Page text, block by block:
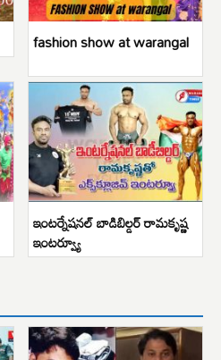
fashion show at warangal
ఇంటర్నేషనల్ బాడిబిల్డర్ రామకృష్ణ
ఇంటర్వ్యూ